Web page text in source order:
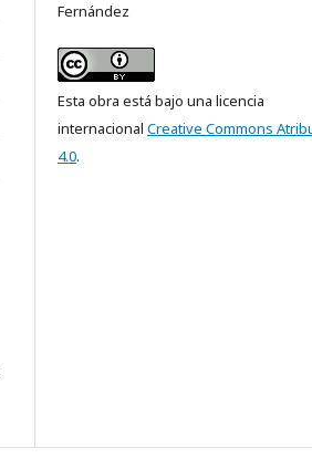
Fernández
Esta obra está bajo una licencia
internacional Creative Commons
4.0.